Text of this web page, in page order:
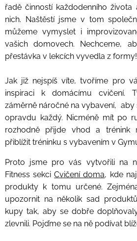
řadě činností každodenního
nich. Naštěstí jsme v tom
můžeme vymyslet i
vašich domovech. Nechceme,
přestávka v lekcích vyvedla z formy!
Jak již nejspíš víte, tvoříme pro
inspiraci k domácímu cvičení.
záměrně náročné na vybavení,
opravdu každý. Nicméně mít po
rozhodně přijde vhod a trénink
přiblížit tréninku s vybavením v
Proto jsme pro vás vytvořili na
Fitness sekciCvičení doma, kde
produkty k tomu určené.
upozornit na několik sad
kupy tak, aby se dobře
zlevnili. Pojďme se na ně podívat